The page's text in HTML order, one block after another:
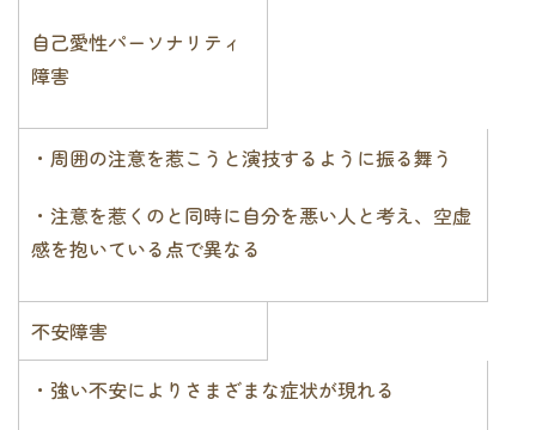
自己愛性パーソナリティ
障害
・周囲の注意を惹こうと演技するように振る舞う
・注意を惹くのと同時に自分を悪い人と考え、空虚
感を抱いている点で異なる
不安障害
・強い不安によりさまざまな症状が現れる